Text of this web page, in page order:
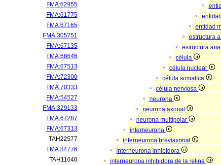
FMA:62955
FMA:61775
FMA:67165
entidad
FMA:305751
estructura
FMA:67135
estructura
FMA:68646
célula
FMA:67513
célula nuclear
FMA:72300
célula somatica
FMA:70333
célula nerviosa
FMA:54527
neurona
FMA:329133
neurona axonal
FMA:67287
neurona multipolar
FMA:67313
interneurona
TAH22577
interneurona breviaxonal
FMA:84776
interneurona inhibidora
TAH11640
interneurona inhibidora de la retina